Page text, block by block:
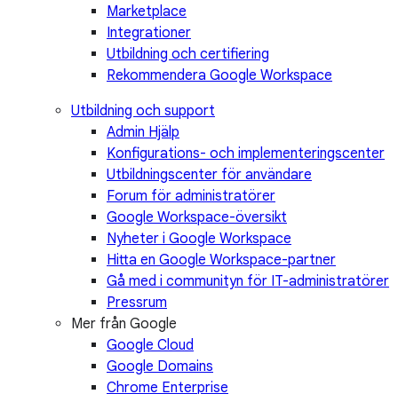
Marketplace
Integrationer
Utbildning och certifiering
Rekommendera Google Workspace
Utbildning och support
Admin Hjälp
Konfigurations- och implementeringscenter
Utbildningscenter för användare
Forum för administratörer
Google Workspace-översikt
Nyheter i Google Workspace
Hitta en Google Workspace-partner
Gå med i communityn för IT-administratörer
Pressrum
Mer från Google
Google Cloud
Google Domains
Chrome Enterprise